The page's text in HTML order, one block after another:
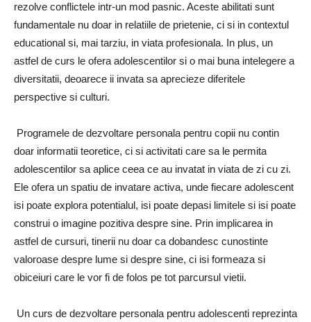
rezolve conflictele intr-un mod pasnic. Aceste abilitati sunt
fundamentale nu doar in relatiile de prietenie, ci si in contextul
educational si, mai tarziu, in viata profesionala. In plus, un
astfel de curs le ofera adolescentilor si o mai buna intelegere a
diversitatii, deoarece ii invata sa aprecieze diferitele
perspective si culturi.
Programele de dezvoltare personala pentru copii nu contin
doar informatii teoretice, ci si activitati care sa le permita
adolescentilor sa aplice ceea ce au invatat in viata de zi cu zi.
Ele ofera un spatiu de invatare activa, unde fiecare adolescent
isi poate explora potentialul, isi poate depasi limitele si isi poate
construi o imagine pozitiva despre sine. Prin implicarea in
astfel de cursuri, tinerii nu doar ca dobandesc cunostinte
valoroase despre lume si despre sine, ci isi formeaza si
obiceiuri care le vor fi de folos pe tot parcursul vietii.
Un curs de dezvoltare personala pentru adolescenti reprezinta